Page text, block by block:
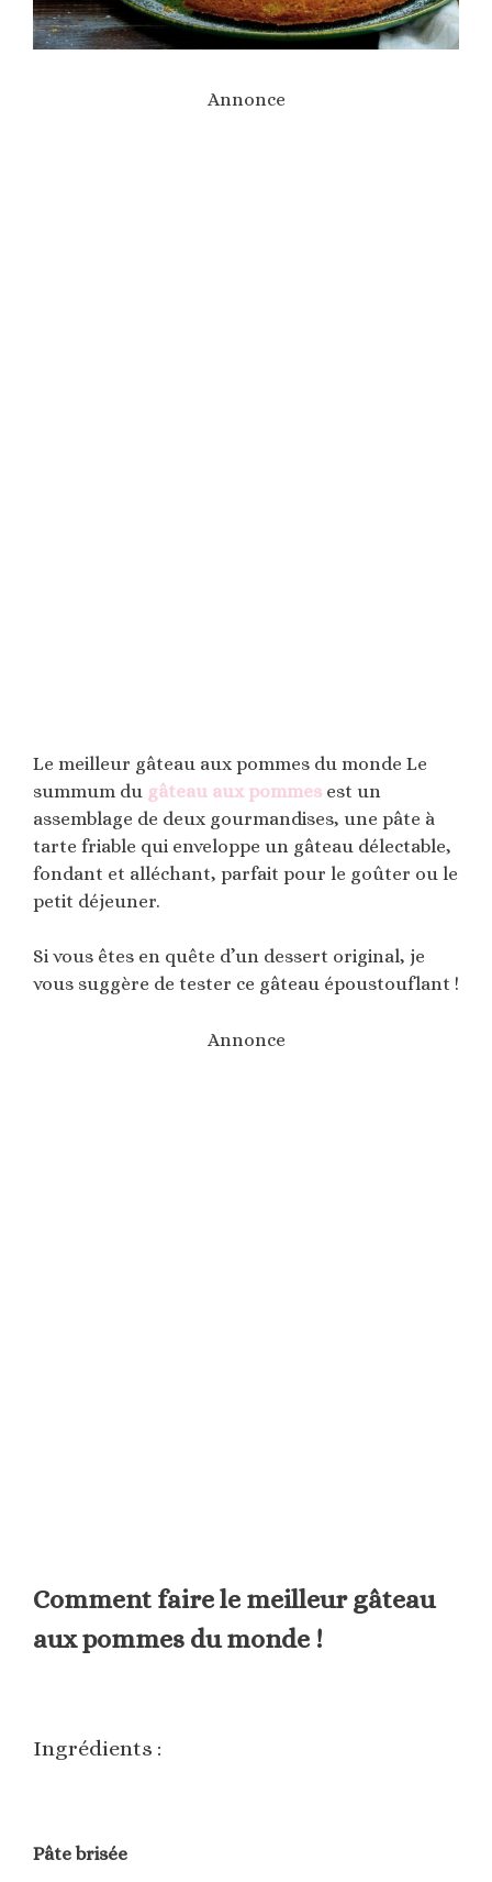
Annonce
Le meilleur gâteau aux pommes du monde Le
summum du gâteau aux pommes est un
assemblage de deux gourmandises, une pâte à
tarte friable qui enveloppe un gâteau délectable,
fondant et alléchant, parfait pour le goûter ou le
petit déjeuner.
Si vous êtes en quête d’un dessert original, je
vous suggère de tester ce gâteau époustouflant !
Annonce
Comment faire le meilleur gâteau
aux pommes du monde !
Ingrédients :
Pâte brisée